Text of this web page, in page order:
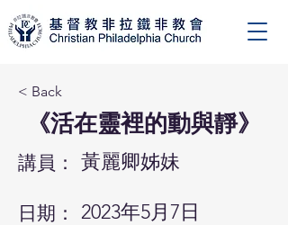
< Back
《活在靈裡的動與靜》
講員： 黃麗卿姊妹
日期： 2023年5月7日